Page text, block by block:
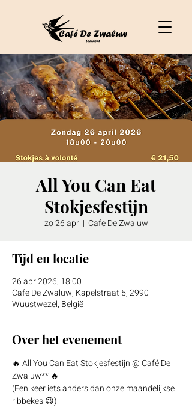
All You Can Eat
Stokjesfestijn
zo 26 apr
  |
Cafe De Zwaluw
Tijd en locatie
26 apr 2026, 18:00
Cafe De Zwaluw, Kapelstraat 5, 2990
Wuustwezel, België
Over het evenement
🔥 All You Can Eat Stokjesfestijn @ Café De
Zwaluw** 🔥
(Een keer iets anders dan onze maandelijkse
ribbekes 😉)